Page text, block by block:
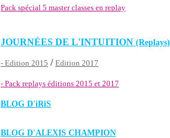
Pack spécial 5 master classes en replay
JOURNÉES DE L'INTUITION (Replays)
- Edition 2015 / Edition 2017
- Pack replays éditions 2015 et 2017
BLOG D'iRiS
BLOG D'ALEXIS CHAMPION